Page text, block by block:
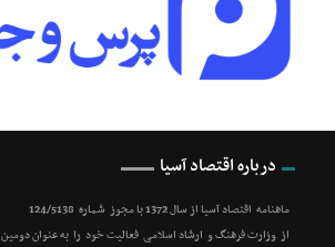
درباره اقتصاد آسیا
ماهنامه اقتصاد آسیا از سال 1372 با مجوز شماره 124/5138
از وزارت فرهنگ و ارشاد اسلامی فعالیت خود را به عنوان دومین